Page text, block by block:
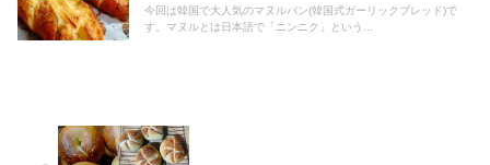
今回は韓国で大人気のマヌルパン(韓国式ガーリックブレッド)で
す。マヌルとは日本語で「ニンニク」という...